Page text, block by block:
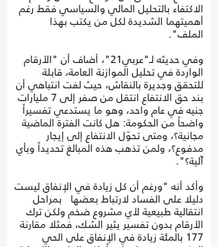
الاكتفاء بالتحليل المالي والسياسي فقط رغم
أهميتهما الشديدة لكل من يكتب بهذا
الملف".
وفي حديثه لـ"عربي21"، أضاف أن "الأرقام
الواردة في تحليل الموازنة العامة، قابلة
للتحقق وجديرة بالنقاش، حيث لفت انتباهي أن
بند حق الانتفاع انتقل من صفر إلى 7 مليارات
جنيه في عام واحد، وهو ما يستدعي تفسيراً
واضحاً من الحكومة: هل كانت الفترة الماضية
مجانية؟، ومتى تحوّل الانتفاع إلى إيجار
مدفوع؟، ولمن تذهب هذه المبالغ تحديداً وبأي
آلية؟".
وأكد أنه "ورغم أن كل زيادة في الإنفاق ليست
دليلا على الفساد لارتباط بعضها بمراحل
انتقالية طبيعية لأي مشروع ضخم ولكن ترك
الأرقام بدون تفسير يثير الشك، فمثلا مقارنة
177 بالمئة زيادة في الإنفاق على الحي